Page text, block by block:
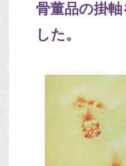
骨董品の掛
した。